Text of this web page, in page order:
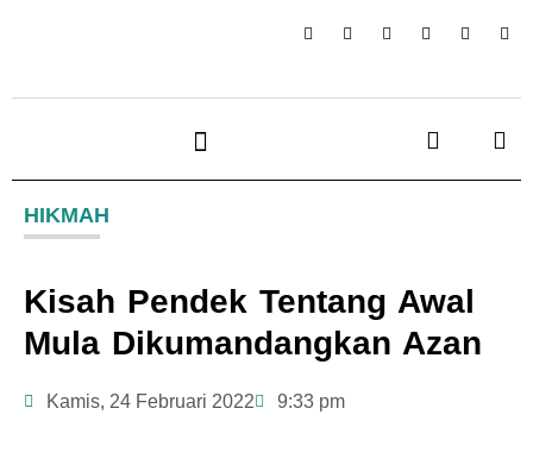
HIKMAH
Kisah Pendek Tentang Awal
Mula Dikumandangkan Azan
Kamis, 24 Februari 2022 9:33 pm